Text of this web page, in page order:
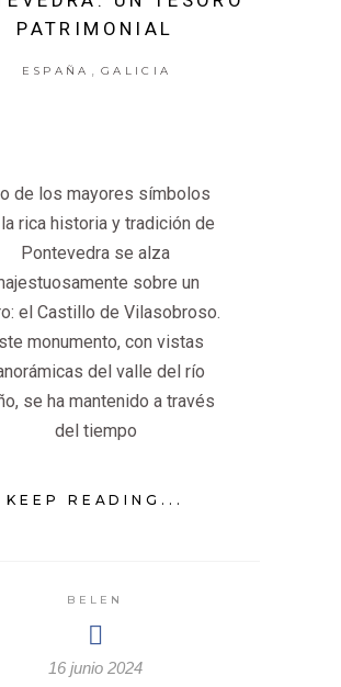
PATRIMONIAL
ESPAÑA GALICIA
de los mayores símbolos
rica historia y tradición de
Pontevedra se alza
sobre un
el Castillo de Vilasobroso.
monumento, con vistas
del valle del río
se ha mantenido a través
del tiempo
KEEP READING...
BELEN
16 junio 2024